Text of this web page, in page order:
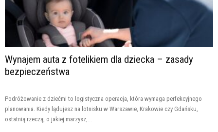
Wynajem auta z fotelikiem dla dziecka – zasady
bezpieczeństwa
Podróżowanie z dziećmi to logistyczna operacja, która wymaga perfekcyjnego
planowania. Kiedy lądujesz na lotnisku w Warszawie, Krakowie czy Gdańsku,
ostatnią rzeczą, o jakiej marzysz,...